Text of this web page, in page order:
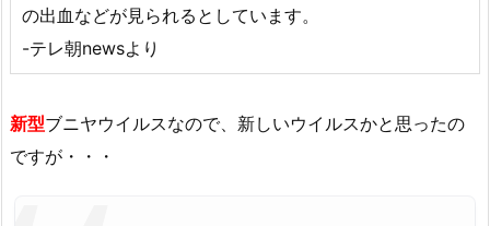
の出血などが見られるとしています。
-テレ朝newsより
新型ブニヤウイルスなので、新しいウイルスかと思ったの
ですが・・・